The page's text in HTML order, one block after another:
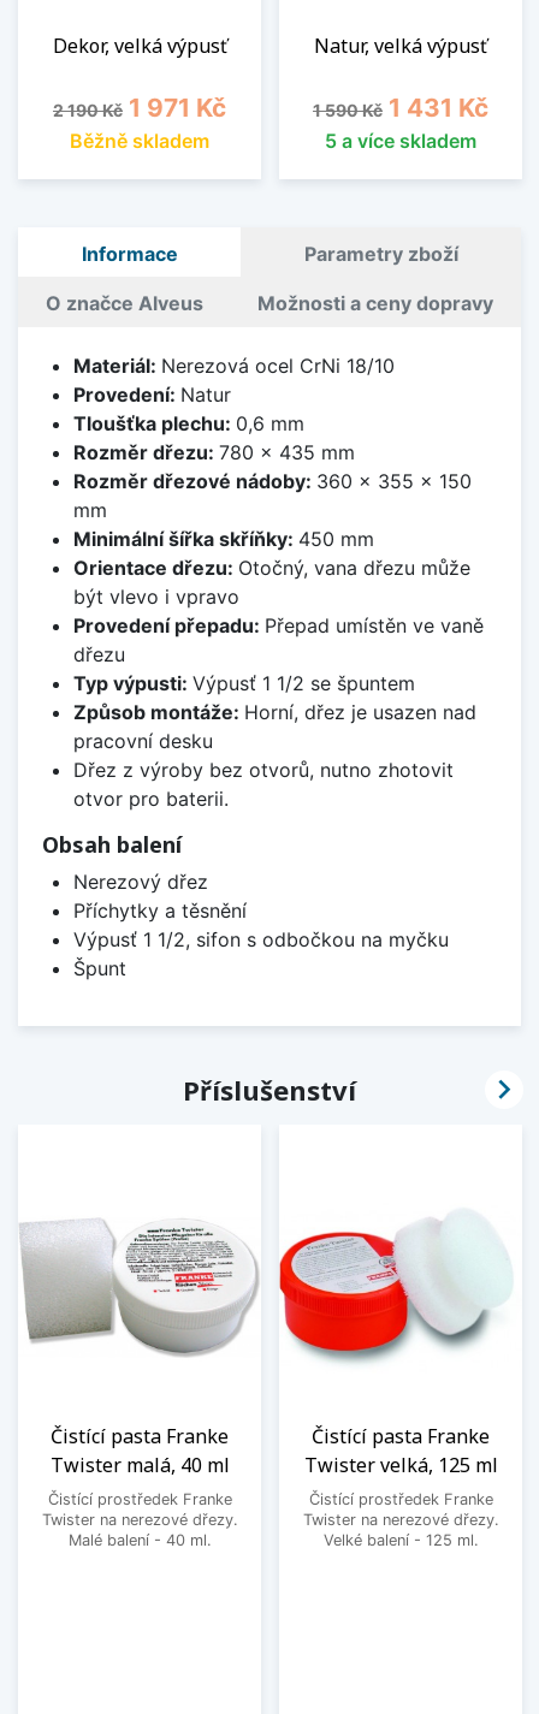
Dekor, velká výpusť
Běžná cena
2 190 Kč Cena
1 971 Kč
Běžně skladem
Natur, velká výpusť
Běžná cena
1 590 Kč Cena
1 431 Kč
5 a více skladem
Informace Parametry zboží
O značce Alveus Možnosti a ceny dopravy
Materiál: Nerezová ocel CrNi 18/10
Provedení: Natur
Tloušťka plechu: 0,6 mm
Rozměr dřezu: 780 x 435 mm
Rozměr dřezové nádoby: 360 x 355 x 150
mm
Minimální šířka skříňky: 450 mm
Orientace dřezu: Otočný, vana dřezu může
být vlevo i vpravo
Provedení přepadu: Přepad umístěn ve vaně
dřezu
Typ výpusti: Výpusť 1 1/2 se špuntem
Způsob montáže: Horní, dřez je usazen nad
pracovní desku
Dřez z výroby bez otvorů, nutno zhotovit
otvor pro baterii.
Obsah balení
Nerezový dřez
Příchytky a těsnění
Výpusť 1 1/2, sifon s odbočkou na myčku
Špunt
Příslušenství
Čistící pasta Franke
Twister malá, 40 ml
Čistící prostředek Franke
Twister na nerezové dřezy.
Malé balení - 40 ml.
Čistící pasta Franke
Twister velká, 125 ml
Čistící prostředek Franke
Twister na nerezové dřezy.
Velké balení - 125 ml.
